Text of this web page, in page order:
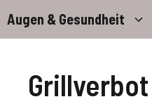
Inhalt
springen
Augen & Gesundheit